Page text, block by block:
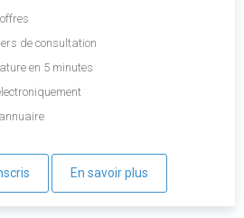
de consultation
en 5 minutes
En savoir plus